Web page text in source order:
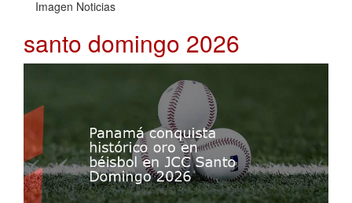
Imagen Noticias
santo domingo 2026